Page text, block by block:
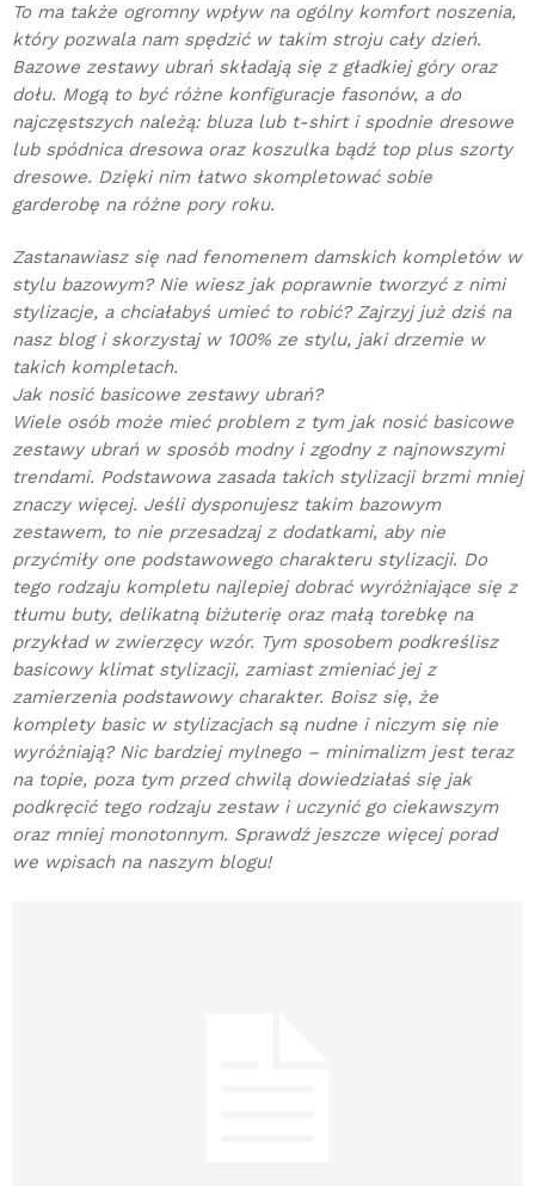
To ma także ogromny wpływ na ogólny komfort noszenia,
który pozwala nam spędzić w takim stroju cały dzień.
Bazowe zestawy ubrań składają się z gładkiej góry oraz
dołu. Mogą to być różne konfiguracje fasonów, a do
najczęstszych należą: bluza lub t-shirt i spodnie dresowe
lub spódnica dresowa oraz koszulka bądź top plus szorty
dresowe. Dzięki nim łatwo skompletować sobie
garderobę na różne pory roku.
Zastanawiasz się nad fenomenem damskich kompletów w
stylu bazowym? Nie wiesz jak poprawnie tworzyć z nimi
stylizacje, a chciałabyś umieć to robić? Zajrzyj już dziś na
nasz blog i skorzystaj w 100% ze stylu, jaki drzemie w
takich kompletach.
Jak nosić basicowe zestawy ubrań?
Wiele osób może mieć problem z tym jak nosić basicowe
zestawy ubrań w sposób modny i zgodny z najnowszymi
trendami. Podstawowa zasada takich stylizacji brzmi mniej
znaczy więcej. Jeśli dysponujesz takim bazowym
zestawem, to nie przesadzaj z dodatkami, aby nie
przyćmiły one podstawowego charakteru stylizacji. Do
tego rodzaju kompletu najlepiej dobrać wyróżniające się z
tłumu buty, delikatną biżuterię oraz małą torebkę na
przykład w zwierzęcy wzór. Tym sposobem podkreślisz
basicowy klimat stylizacji, zamiast zmieniać jej z
zamierzenia podstawowy charakter. Boisz się, że
komplety basic w stylizacjach są nudne i niczym się nie
wyróżniają? Nic bardziej mylnego – minimalizm jest teraz
na topie, poza tym przed chwilą dowiedziałaś się jak
podkręcić tego rodzaju zestaw i uczynić go ciekawszym
oraz mniej monotonnym. Sprawdź jeszcze więcej porad
we wpisach na naszym blogu!